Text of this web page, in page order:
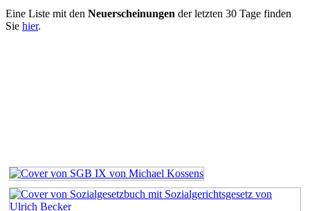
Eine Liste mit den Neuerscheinungen der letzten 30 Tage finden
Sie hier.